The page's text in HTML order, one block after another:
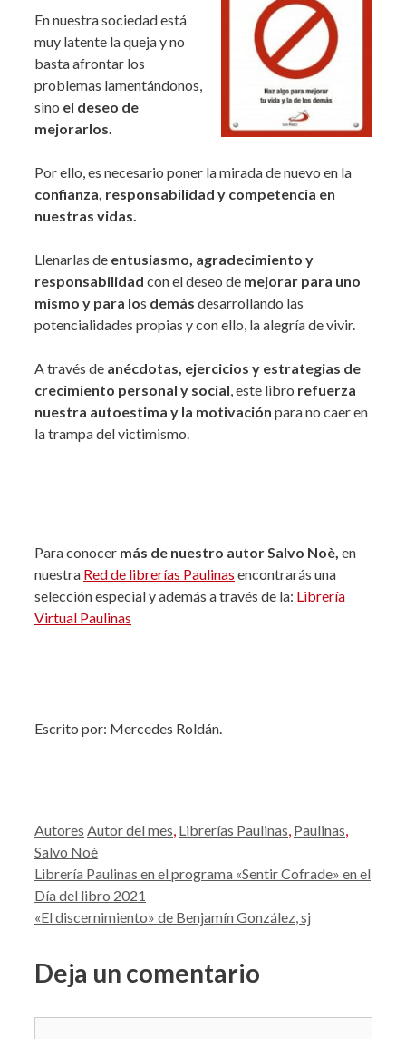
En nuestra sociedad está
muy latente la queja y no
basta afrontar los
problemas lamentándonos,
sino el deseo de
mejorarlos.
Por ello, es necesario poner la mirada de nuevo en la
confianza, responsabilidad y competencia en
nuestras vidas.
Llenarlas de entusiasmo, agradecimiento y
responsabilidad con el deseo de mejorar para uno
mismo y para los demás desarrollando las
potencialidades propias y con ello, la alegría de vivir.
A través de anécdotas, ejercicios y estrategias de
crecimiento personal y social, este libro refuerza
nuestra autoestima y la motivación para no caer en
la trampa del victimismo.
Para conocer más de nuestro autor Salvo Noè, en
nuestra Red de librerías Paulinas encontrarás una
selección especial y además a través de la: Librería
Virtual Paulinas
Escrito por: Mercedes Roldán.
Categorías
Autores Etiquetas
Autor del mes, Librerías Paulinas, Paulinas,
Salvo Noè
Librería Paulinas en el programa «Sentir Cofrade» en el
Día del libro 2021
«El discernimiento» de Benjamín González, sj
Deja un comentario